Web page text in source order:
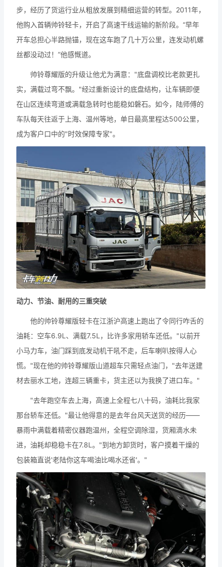
步，经历了货运行业从粗放发展到精细运营的转型。2011年，
他购入首辆帅铃轻卡，开启了高速干线运输的新阶段。“早年
开车总担心半路抛锚，现在这车跑了几十万公里，连发动机螺
丝都没动过！”他感慨道。
帅铃尊耀版的升级让他尤为满意："底盘调校比老款更扎
实，满载过弯不飘。"经过重新设计的底盘结构，让车辆即便
在山区连续弯道或满载急转时也能稳如磐石。如今，陆师傅的
车队每天往返于上海、温州等地，单日最高里程达500公里，
成为客户口中的"时效保障专家"。
动力、节油、耐用的三重突破
他的帅铃尊耀版轻卡在江浙沪高速上跑出了令同行咋舌的
油耗：空车6.9L、满载7.5L，比许多家用轿车还低。"以前开
小马力车，油门踩到底发动机干吼不走，后车喇叭按得人心
慌。"现在他的帅铃尊耀版山道超车只需轻点油门，"去年送建
材去丽水工地，连超三辆重卡，货主还以为我换了进口车。"
"去年跑空车去上海，高速上全程七八十码，油耗比我家
那台轿车还低。"最让他得意的是去年台风天送货的经历——
暴雨中满载着精密仪器跑温州，全程空调除湿，货厢滴水未
进，油耗却稳稳卡在7.8L。"到地方卸货时，客户摸着干燥的
包装箱直说'老陆你这车喝油比喝水还省'。"